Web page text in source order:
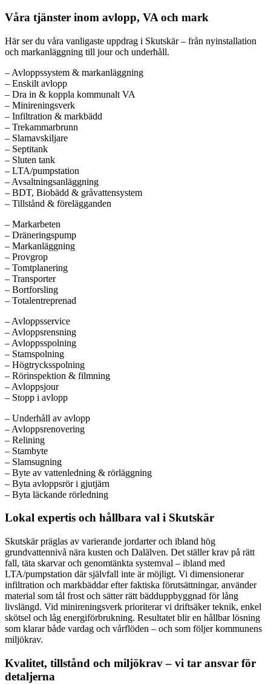
Våra tjänster inom avlopp, VA och mark
Här ser du våra vanligaste uppdrag i Skutskär – från nyinstallation
och markanläggning till jour och underhåll.
– Avloppssystem & markanläggning
– Enskilt avlopp
– Dra in & koppla kommunalt VA
– Minireningsverk
– Infiltration & markbädd
– Trekammarbrunn
– Slamavskiljare
– Septitank
– Sluten tank
– LTA/pumpstation
– Avsaltningsanläggning
– BDT, Biobädd & gråvattensystem
– Tillstånd & förelägganden
– Markarbeten
– Dräneringspump
– Markanläggning
– Provgrop
– Tomtplanering
– Transporter
– Bortforsling
– Totalentreprenad
– Avloppsservice
– Avloppsrensning
– Avloppsspolning
– Stamspolning
– Högtrycksspolning
– Rörinspektion & filmning
– Avloppsjour
– Stopp i avlopp
– Underhåll av avlopp
– Avloppsrenovering
– Relining
– Stambyte
– Slamsugning
– Byte av vattenledning & rörläggning
– Byta avloppsrör i gjutjärn
– Byta läckande rörledning
Lokal expertis och hållbara val i Skutskär
Skutskär präglas av varierande jordarter och ibland hög
grundvattennivå nära kusten och Dalälven. Det ställer krav på rätt
fall, täta skarvar och genomtänkta systemval – ibland med
LTA/pumpstation där självfall inte är möjligt. Vi dimensionerar
infiltration och markbäddar efter faktiska förutsättningar, använder
material som tål frost och sätter rätt bädduppbyggnad för lång
livslängd. Vid minireningsverk prioriterar vi driftsäker teknik, enkel
skötsel och låg energiförbrukning. Resultatet blir en hållbar lösning
som klarar både vardag och vårflöden – och som följer kommunens
miljökrav.
Kvalitet, tillstånd och miljökrav – vi tar ansvar för
detaljerna